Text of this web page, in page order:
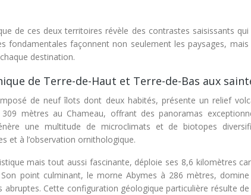
de ces deux territoires révèle des contrastes saisissants
fondamentales façonnent non seulement les paysages,
destination.
de Terre-de-Haut et Terre-de-Bas aux
de neuf îlots dont deux habités, présente un relief
mètres au Chameau, offrant des panoramas
une multitude de microclimats et de biotopes
et à l’observation ornithologique.
mais tout aussi fascinante, déploie ses 8,6 kilomètres
point culminant, le morne Abymes à 286 mètres,
abruptes. Cette configuration géologique particulière résulte